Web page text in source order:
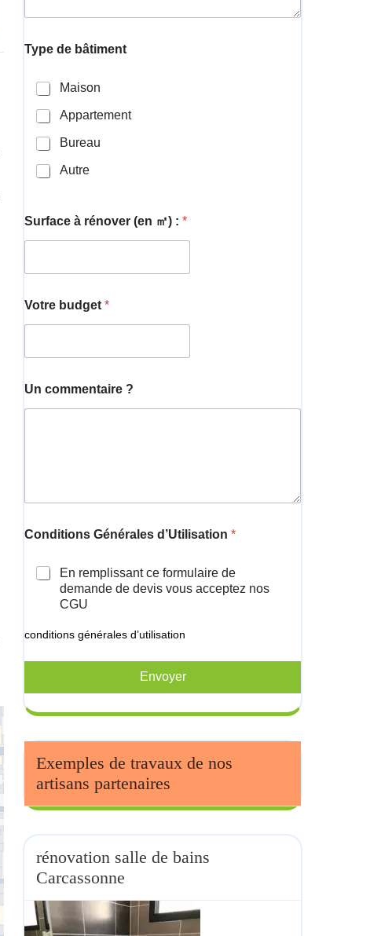
Type de bâtiment
Maison
Appartement
Bureau
Autre
Surface à rénover (en ㎡) : *
Votre budget *
Un commentaire ?
Conditions Générales d’Utilisation *
En remplissant ce formulaire de
demande de devis vous acceptez nos
CGU
conditions générales d’utilisation
Envoyer
Exemples de travaux de nos
artisans partenaires
rénovation salle de bains
Carcassonne